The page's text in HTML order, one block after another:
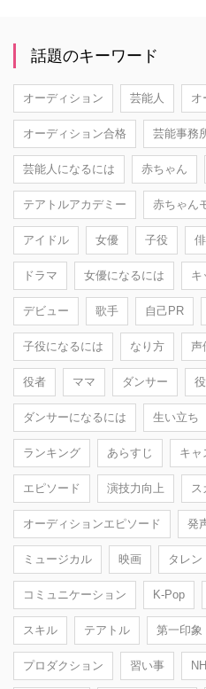
話題のキーワード
オーディション 芸能人 オ
オーディション合格 芸能事務
芸能人になるには 赤ちゃん
テアトルアカデミー 赤ちゃん
アイドル 女優 子役
ドラマ 女優になるには キ
デビュー 歌手 自己PR
子役になるには なり方 声
役者 ママ ダンサー
ダンサーになるには 生い立ち
ランキング あらすじ キャ
エピソード 演技力向上 ス
オーディションエピソード 発
ミュージカル 映画 タレン
コミュニケーション K-Pop
スキル テアトル 第一印象
プロダクション 習い事